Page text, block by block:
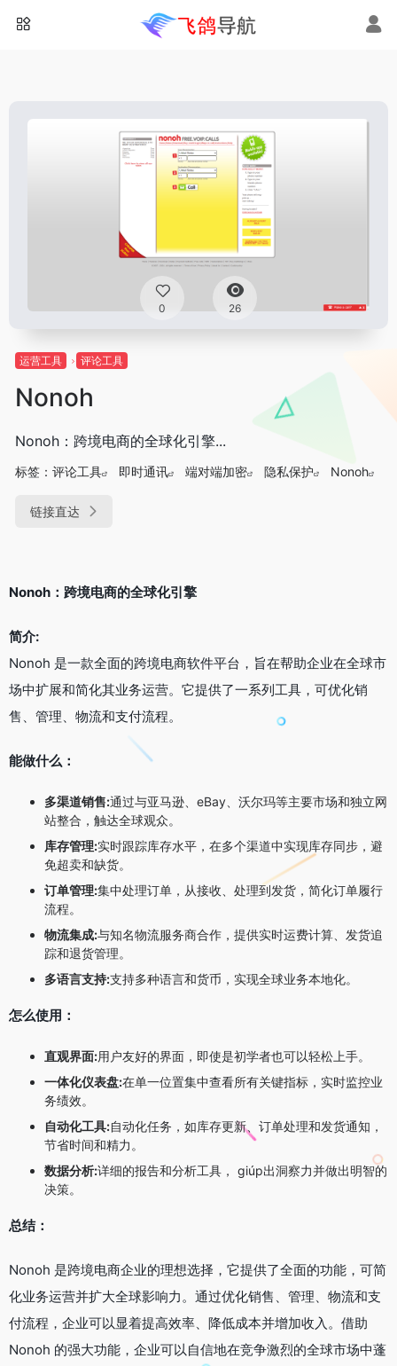
0 26
运营工具 评论工具
Nonoh
Nonoh：跨境电商的全球化引擎...
标签： 评论工具 即时通讯 端对端加密 隐私保护 Nonoh
链接直达
Nonoh：跨境电商的全球化引擎
简介:
Nonoh 是一款全面的跨境电商软件平台，旨在帮助企业在全球市
场中扩展和简化其业务运营。它提供了一系列工具，可优化销
售、管理、物流和支付流程。
能做什么：
多渠道销售:通过与亚马逊、eBay、沃尔玛等主要市场和独立网
站整合，触达全球观众。
库存管理:实时跟踪库存水平，在多个渠道中实现库存同步，避
免超卖和缺货。
订单管理:集中处理订单，从接收、处理到发货，简化订单履行
流程。
物流集成:与知名物流服务商合作，提供实时运费计算、发货追
踪和退货管理。
多语言支持:支持多种语言和货币，实现全球业务本地化。
怎么使用：
直观界面:用户友好的界面，即使是初学者也可以轻松上手。
一体化仪表盘:在单一位置集中查看所有关键指标，实时监控业
务绩效。
自动化工具:自动化任务，如库存更新、订单处理和发货通知，
节省时间和精力。
数据分析:详细的报告和分析工具， giúp出洞察力并做出明智的
决策。
总结：
Nonoh 是跨境电商企业的理想选择，它提供了全面的功能，可简
化业务运营并扩大全球影响力。通过优化销售、管理、物流和支
付流程，企业可以显着提高效率、降低成本并增加收入。借助
Nonoh 的强大功能，企业可以自信地在竞争激烈的全球市场中蓬